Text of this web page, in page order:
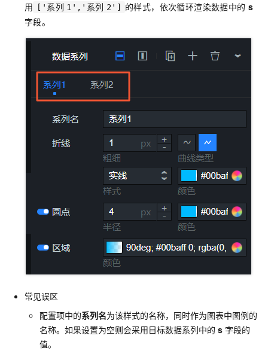
用
['系列 1','系列 2'] 的样式，依次循环渲染数据中的 s
字段。
常见误区
配置项中的系列名为该样式的名称，同时作为图表中图例的
名称。如果设置为空则会采用目标数据系列中的 s 字段的
值。